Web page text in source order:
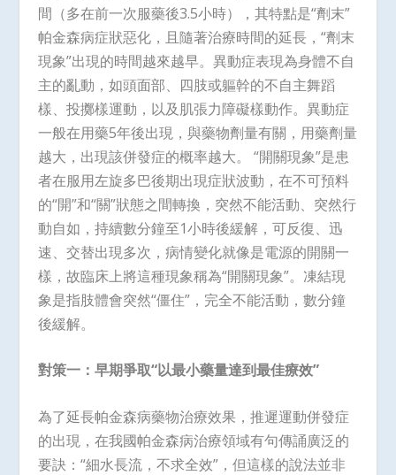
間（多在前一次服藥後3.5小時），其特點是“劑末”
帕金森病症狀惡化，且隨著治療時間的延長，“劑末
現象”出現的時間越來越早。異動症表現為身體不自
主的亂動，如頭面部、四肢或軀幹的不自主舞蹈
樣、投擲樣運動，以及肌張力障礙樣動作。異動症
一般在用藥5年後出現，與藥物劑量有關，用藥劑量
越大，出現該併發症的概率越大。 “開關現象”是患
者在服用左旋多巴後期出現症狀波動，在不可預料
的“開”和“關”狀態之間轉換，突然不能活動、突然行
動自如，持續數分鐘至1小時後緩解，可反復、迅
速、交替出現多次，病情變化就像是電源的開關一
樣，故臨床上將這種現象稱為“開關現象”。凍結現
象是指肢體會突然“僵住”，完全不能活動，數分鐘
後緩解。
對策一：早期爭取“以最小藥量達到最佳療效”
為了延長帕金森病藥物治療效果，推遲運動併發症
的出現，在我國帕金森病治療領域有句傳誦廣泛的
要訣：“細水長流，不求全效”，但這樣的說法並非